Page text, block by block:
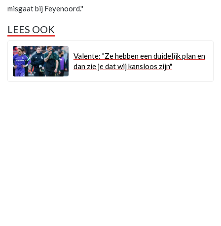
misgaat bij Feyenoord.''
LEES OOK
Valente: "Ze hebben een duidelijk plan en
dan zie je dat wij kansloos zijn"